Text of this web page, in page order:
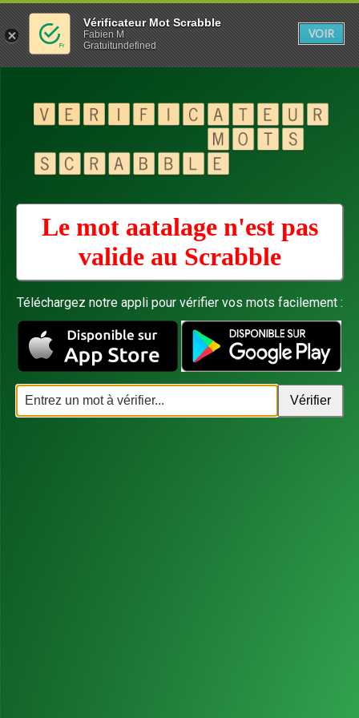
Le mot aatalage n'est pas
valide au Scrabble
Téléchargez notre appli pour vérifier vos mots facilement :
Vérificateur Mot Scrabble
Fabien M
Gratuitundefined
VOIR